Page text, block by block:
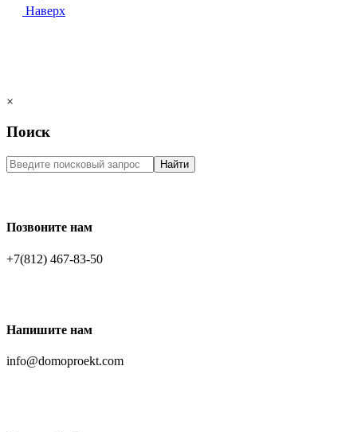
Наверх
×
Поиск
Найти
Позвоните нам
+7(812) 467-83-50
Напишите нам
info@domoproekt.com